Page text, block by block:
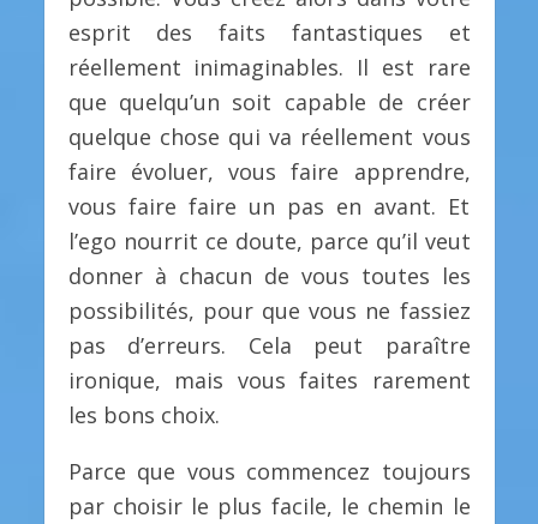
esprit des faits fantastiques et
réellement inimaginables. Il est rare
que quelqu’un soit capable de créer
quelque chose qui va réellement vous
faire évoluer, vous faire apprendre,
vous faire faire un pas en avant. Et
l’ego nourrit ce doute, parce qu’il veut
donner à chacun de vous toutes les
possibilités, pour que vous ne fassiez
pas d’erreurs. Cela peut paraître
ironique, mais vous faites rarement
les bons choix.
Parce que vous commencez toujours
par choisir le plus facile, le chemin le